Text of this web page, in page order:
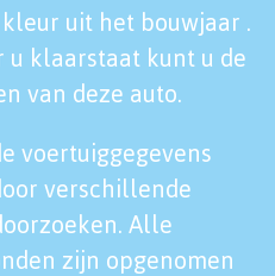
uit het bouwjaar .
klaarstaat kunt u de
van deze auto.
voertuiggegevens
verschillende
Alle
zijn opgenomen